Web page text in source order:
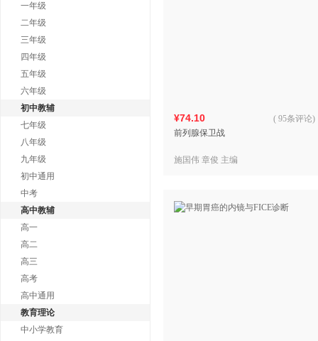
一年级
二年级
三年级
四年级
五年级
六年级
初中教辅
七年级
八年级
九年级
初中通用
中考
高中教辅
高一
高二
高三
高考
高中通用
教育理论
中小学教育
¥74.10
前列腺保卫战
( 95条评论)
施国伟 章俊 主编